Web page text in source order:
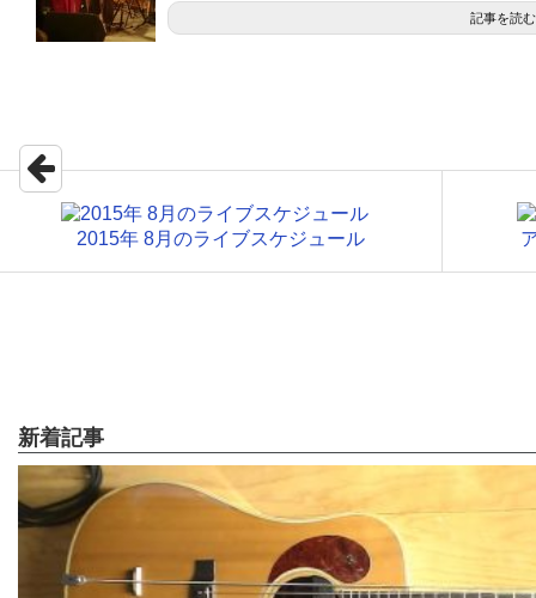
記事を読む
2015年 8月のライブスケジュール
新着記事